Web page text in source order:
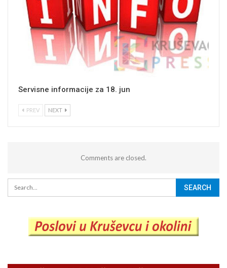
Servisne informacije za 18. jun
PREV NEXT
Comments are closed.